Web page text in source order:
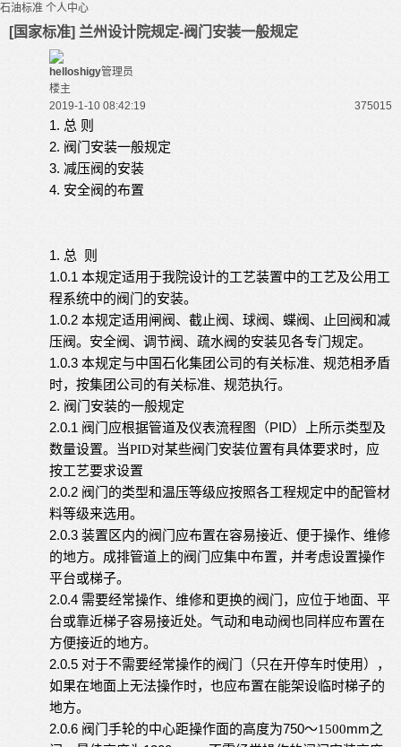
石油标准 个人中心
[国家标准] 兰州设计院规定-阀门安装一般规定
helloshigy管理员
楼主
2019-1-10 08:42:19
375015
1. 总 则
2. 阀门安装一般规定
3. 减压阀的安装
4. 安全阀的布置
1. 总 则
1.0.1 本规定适用于我院设计的工艺装置中的工艺及公用工
程系统中的阀门的安装。
1.0.2 本规定适用闸阀、截止阀、球阀、蝶阀、止回阀和减
压阀。安全阀、调节阀、疏水阀的安装见各专门规定。
1.0.3 本规定与中国石化集团公司的有关标准、规范相矛盾
时，按集团公司的有关标准、规范执行。
2. 阀门安装的一般规定
2.0.1 阀门应根据管道及仪表流程图（PID）上所示类型及
数量设置。当PID对某些阀门安装位置有具体要求时，应
按工艺要求设置
2.0.2 阀门的类型和温压等级应按照各工程规定中的配管材
料等级来选用。
2.0.3 装置区内的阀门应布置在容易接近、便于操作、维修
的地方。成排管道上的阀门应集中布置，并考虑设置操作
平台或梯子。
2.0.4 需要经常操作、维修和更换的阀门，应位于地面、平
台或靠近梯子容易接近处。气动和电动阀也同样应布置在
方便接近的地方。
2.0.5 对于不需要经常操作的阀门（只在开停车时使用），
如果在地面上无法操作时，也应布置在能架设临时梯子的
地方。
2.0.6 阀门手轮的中心距操作面的高度为750～1500mm之